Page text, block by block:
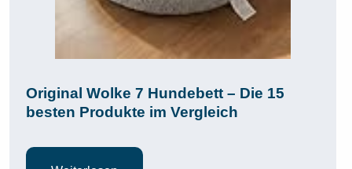
Original Wolke 7 Hundebett – Die 15
besten Produkte im Vergleich